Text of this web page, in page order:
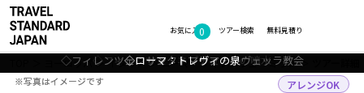
お気に入り
0 無料見積り
ツアー検索
ヨーロッパ イタリア ローマ・フィレンツェ・ミラノ
アレンジOK
◇ローマ：トレヴィの泉
◇フィレンツェ：ネプチューンの噴水
◇フィレンツェ：サンタ・マリア・ノヴェッラ教会
◇ローマ：トレヴィの泉
◇フィレンツェ：ドゥオモと歴史地区
フォトギャラリー
※写真はイメージです
※写真はイメージです